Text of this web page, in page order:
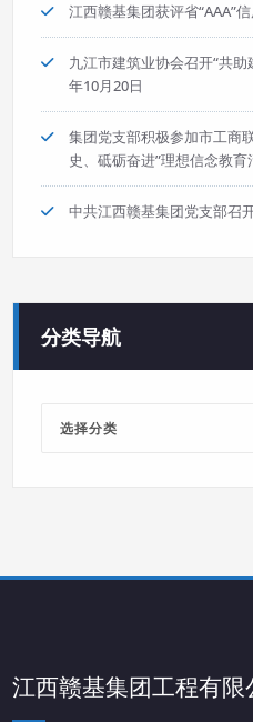
江西赣基集团获评省“AAA”
九江市建筑业协会召开“共
年10月20日
集团党支部积极参加市工商
史、砥砺奋进”理想信念教育
中共江西赣基集团党支部召
分类导航
江西赣基集团工程有限